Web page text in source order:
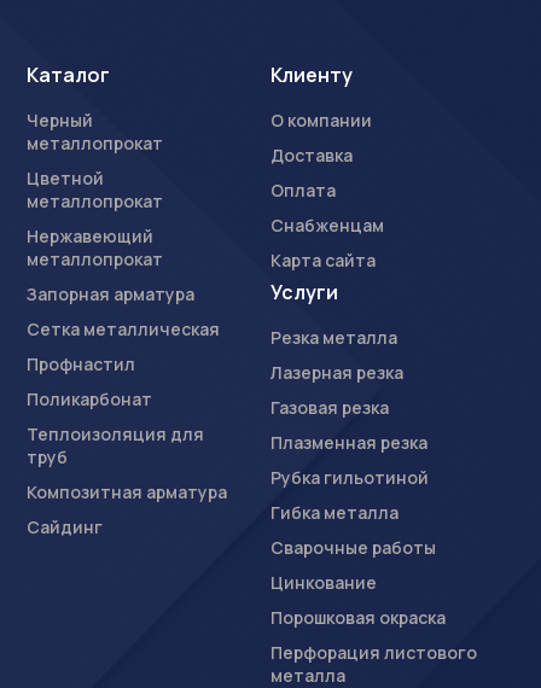
Каталог
Черный
металлопрокат
Цветной
металлопрокат
Нержавеющий
металлопрокат
Запорная арматура
Сетка металлическая
Профнастил
Поликарбонат
Теплоизоляция для
труб
Композитная арматура
Сайдинг
Клиенту
О компании
Доставка
Оплата
Снабженцам
Карта сайта
Услуги
Резка металла
Лазерная резка
Газовая резка
Плазменная резка
Рубка гильотиной
Гибка металла
Сварочные работы
Цинкование
Порошковая окраска
Перфорация листового
металла